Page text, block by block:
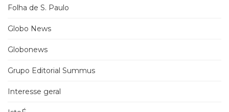
Folha de S. Paulo
Globo News
Globonews
Grupo Editorial Summus
Interesse geral